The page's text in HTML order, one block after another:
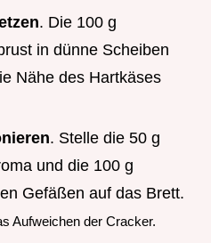
. Die 100 g
in dünne Scheiben
Nähe des Hartkäses
. Stelle die 50 g
und die 100 g
Gefäßen auf das Brett.
Aufweichen der Cracker.